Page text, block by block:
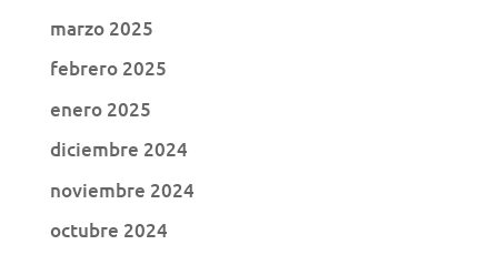
marzo 2025
febrero 2025
enero 2025
diciembre 2024
noviembre 2024
octubre 2024